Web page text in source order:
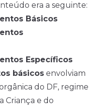
era a seguinte:
Básicos
Específicos
básicos envolviam
do DF, regime
Criança e do